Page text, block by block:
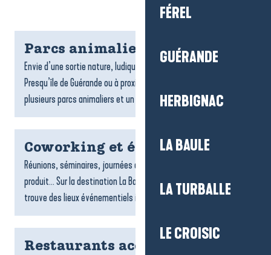
FÉREL
GUÉRANDE
HERBIGNAC
LA BAULE
LA TURBALLE
LE CROISIC
Parcs animaliers
Envie d’une sortie nature, ludique et dépaysante ? À La Baule-
Presqu’île de Guérande ou à proximité de la destination,
plusieurs parcs animaliers et un grand aquarium vous...
Coworking et évènementiel
Réunions, séminaires, journées d’équipe, lancements de
produit… Sur la destination La Baule-Presqu’île de Guérande, on
trouve des lieux événementiels inspirants et des espaces...
Restaurants accessibles